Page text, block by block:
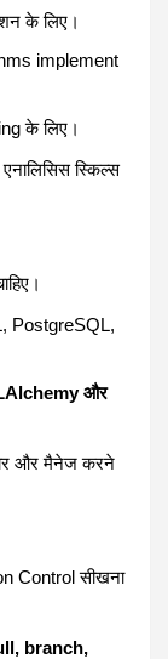
के लिए।
implement
के लिए।
स्किल्स
PostgreSQL,
और
और मैनेज करने
Control सीखना
branch,